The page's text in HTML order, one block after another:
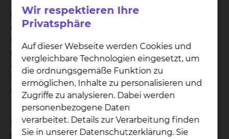
Bei einer Vitrektomie werden operativ Teile des
Glaskörpers im Auge, oder auch der gesamte
Glaskörper entfernt. Der Glaskörper ist eine
gelartige Masse, die den hinteren Teil des Auges
ausfüllt und insbesondere für die embryonale
Entwicklung des Augapfels zuständig ist,
außerdem verleiht er dem Auge Stabilität.
Bei welchen Krankheitsbildern ist die
Operation geeignet?
Wir respektieren Ihre
Privatsphäre
Auf dieser Webseite werden Cookies und
vergleichbare Technologien eingesetzt, um
die ordnungsgemäße Funktion zu
ermöglichen, Inhalte zu personalisieren und
Zugriffe zu analysieren. Dabei werden
personenbezogene Daten
verarbeitet. Details zur Verarbeitung finden
Sie in unserer Datenschutzerklärung. Sie